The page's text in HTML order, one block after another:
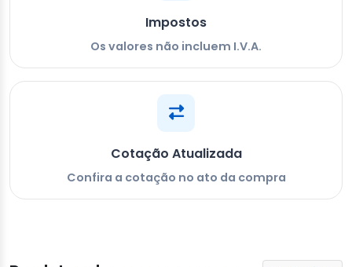
Impostos
Os valores não incluem I.V.A.
Cotação Atualizada
Confira a cotação no ato da compra